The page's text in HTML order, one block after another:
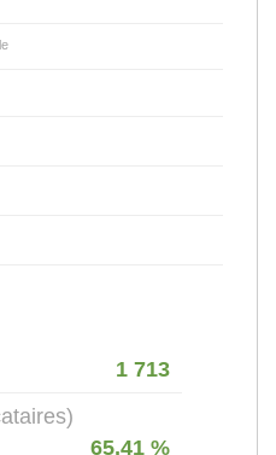
1 713
65,41 %